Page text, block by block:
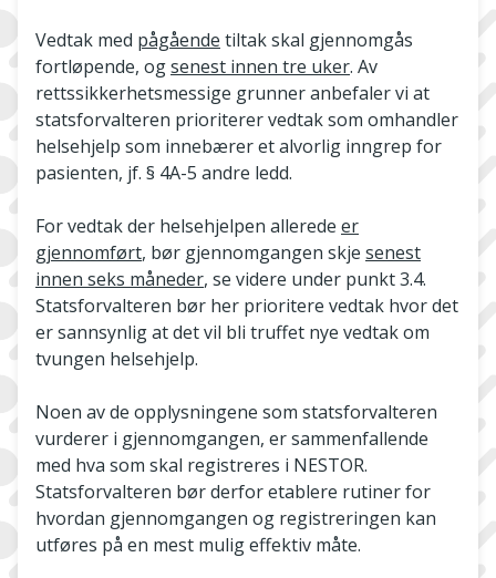
Vedtak med pågående tiltak skal gjennomgås
fortløpende, ogsenest innen tre uker. Av
rettssikkerhetsmessige grunner anbefaler vi at
statsforvalteren prioriterer vedtak som omhandler
helsehjelp som innebærer et alvorlig inngrep for
pasienten, jf. § 4A-5 andre ledd.
For vedtak der helsehjelpen allerede er
gjennomført, bør gjennomgangen skje senest
innen seks måneder, se videre under punkt 3.4.
Statsforvalteren bør her prioritere vedtak hvor det
er sannsynlig at det vil bli truffet nye vedtak om
tvungen helsehjelp.
Noen av de opplysningene som statsforvalteren
vurderer i gjennomgangen, er sammenfallende
med hva som skal registreres i NESTOR.
Statsforvalteren bør derfor etablere rutiner for
hvordan gjennomgangen og registreringen kan
utføres på en mest mulig effektiv måte.